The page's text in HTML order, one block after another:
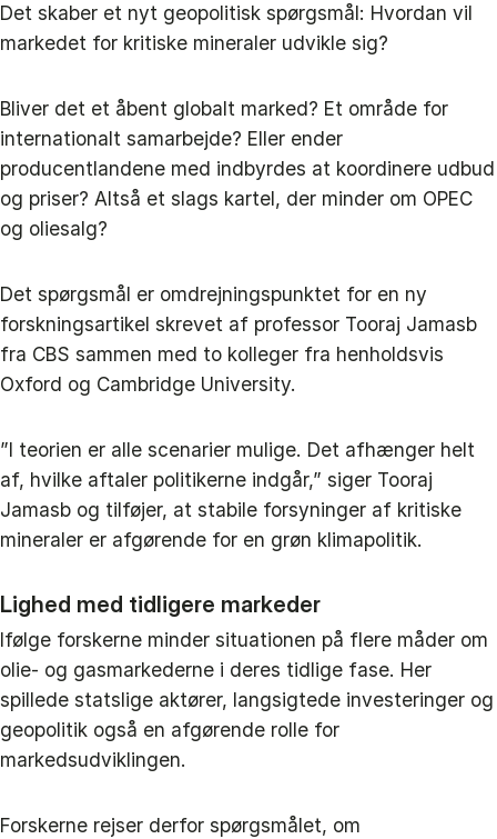
Det skaber et nyt geopolitisk spørgsmål: Hvordan vil
markedet for kritiske mineraler udvikle sig?
Bliver det et åbent globalt marked? Et område for
internationalt samarbejde? Eller ender
producentlandene med indbyrdes at koordinere udbud
og priser? Altså et slags kartel, der minder om OPEC
og oliesalg?
Det spørgsmål er omdrejningspunktet for en ny
forskningsartikel skrevet af professor Tooraj Jamasb
fra CBS sammen med to kolleger fra henholdsvis
Oxford og Cambridge University.
”I teorien er alle scenarier mulige. Det afhænger helt
af, hvilke aftaler politikerne indgår,” siger Tooraj
Jamasb og tilføjer, at stabile forsyninger af kritiske
mineraler er afgørende for en grøn klimapolitik.
Lighed med tidligere markeder
Ifølge forskerne minder situationen på flere måder om
olie- og gasmarkederne i deres tidlige fase. Her
spillede statslige aktører, langsigtede investeringer og
geopolitik også en afgørende rolle for
markedsudviklingen.
Forskerne rejser derfor spørgsmålet, om